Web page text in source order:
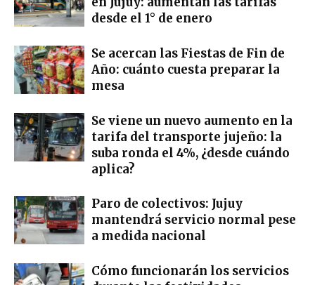
desde el 1° de enero
Se acercan las Fiestas de Fin de
Año: cuánto cuesta preparar la
mesa
Se viene un nuevo aumento en la
tarifa del transporte jujeño: la
suba ronda el 4%, ¿desde cuándo
aplica?
Paro de colectivos: Jujuy
mantendrá servicio normal pese
a medida nacional
Cómo funcionarán los servicios